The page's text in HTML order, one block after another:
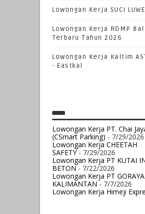
Lowongan Kerja SUCI
Lowongan Kerja RDMP
Terbaru Tahun 2026
Lowongan Kerja Kaltim
- Eastkal
Lowongan Kerja PT. Chai
(CSmart Parking) - 7/29/2026
Lowongan Kerja CHEETAH
SAFETY- 7/29/2026
Lowongan Kerja PT KUTAI
BETON- 7/22/2026
Lowongan Kerja PT
KALIMANTAN- 7/7/2026
Lowongan Kerja Himeji